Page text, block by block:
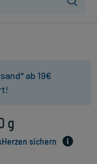
ab 19€
g
sichern